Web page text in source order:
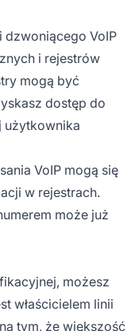
VoIP
i rejestrów
mogą być
dostęp do
użytkownika
VoIP mogą się
w rejestrach.
może już
możesz
właścicielem linii
tym, że większość